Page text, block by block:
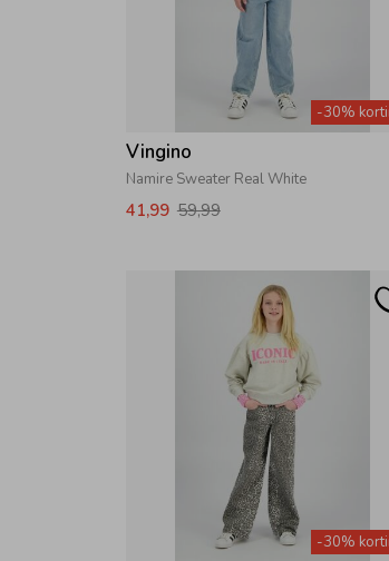
-30%
Vingino
Namire Sweater Real White
41,99 59,99
-30%